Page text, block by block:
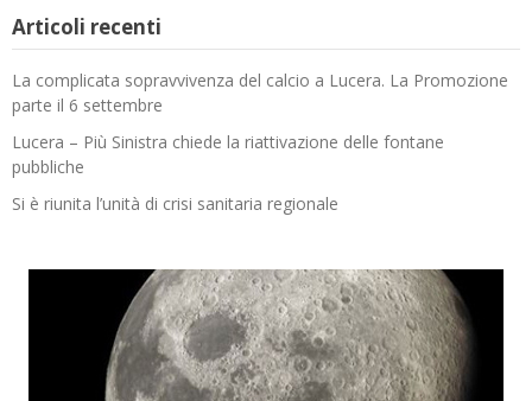
Articoli recenti
La complicata sopravvivenza del calcio a Lucera. La Promozione
parte il 6 settembre
Lucera – Più Sinistra chiede la riattivazione delle fontane
pubbliche
Si è riunita l’unità di crisi sanitaria regionale